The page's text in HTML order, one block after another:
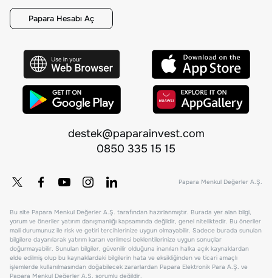
Papara Hesabı Aç
destek@paparainvest.com
0850 335 15 15
Papara Menkul Değerler A.Ş.
Bu site Papara Menkul Değerler A.Ş. tarafından hazırlanmıştır. Burada yer alan bilgi,
yorum ve öneriler yatırım danışmanlığı kapsamında değildir, genel niteliktedir. Bu öneriler
mali durumunuz ile risk ve getiri tercihlerinize uygun olmayabilir. Sadece burada sunulan
bilgilere dayanılarak yatırım kararı verilmesi beklentilerinize uygun sonuçlar
doğurmayabilir. Sunulan bilgiler, güvenilir olduğuna inanılan halka açık kaynaklardan
elde edilmiş olup bu kaynaklardaki bilgilerin hata ve eksikliğinden ve ticari amaçlı
işlemlerde kullanılmasından doğabilecek zararlardan Papara Elektronik Para A.Ş. ve
Papara Menkul Değerler A.Ş. sorumlu değildir.